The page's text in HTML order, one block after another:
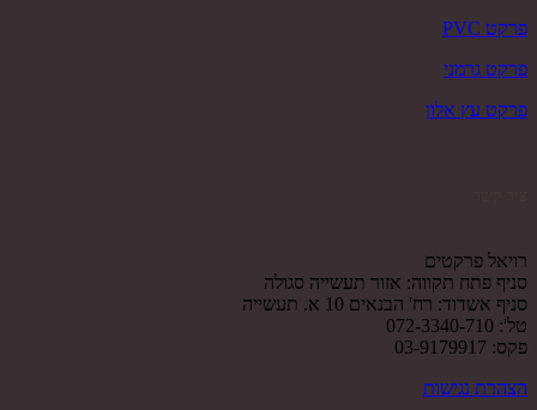
פרקט PVC
פרקט גרמני
פרקט עץ אלון
רויאל פרקטים
סניף פתח תקווה: אזור תעשייה סגולה
סניף אשדוד: רח' הבנאים 10 א. תעשייה
טל': 072-3340-710
פקס: 03-9179917
הצהרת נגישות